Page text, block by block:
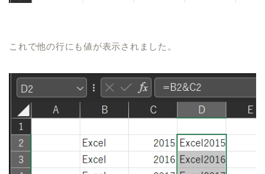
これで他の行にも値が表示されました。